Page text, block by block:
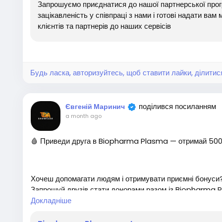
🔹 Отримувати винагороду за успішні рекомендації
✅ Підходить для юристів, бухгалтерів, бізнес-
Рекомендуйте InstaDoc тим, хто цінує сучасний
в та юридичні сервіси, і заробляйте разом із
#заробіток #робота #роботамрії
Запрошуємо приєднатися до нашої партнерської
зацікавленість у співпраці з нами і готові надати
клієнтів та партнерів до наших сервісів
Будь ласка, авторизуйтесь, щоб ставити лайки,
Євгеній Маринич поділився посиланням
a month ago
🩸 Приведи друга в Biopharma Plasma — отримай 500
Хочеш допомагати людям і отримувати приємні
Запрошуй друзів стати донорами разом із Biopharma
ого донора.
💰 500 грн за кожного нового донора
Докладніше